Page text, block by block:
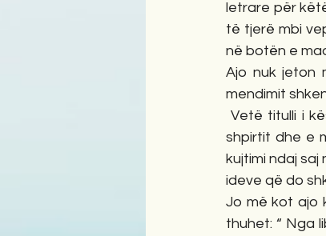
letrare për
të tjerë mbi
në botën e
Ajo nuk jeton
mendimit
Vetë titulli i
shpirtit dhe e
kujtimi ndaj
ideve që do
Jo më kot ajo
thuhet: “ Nga